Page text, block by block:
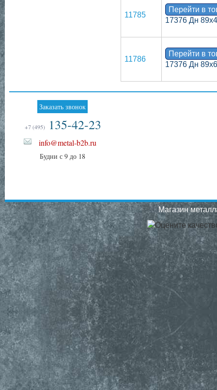
11785
Перейти в
17376 Дн 89х4
11786
Перейти в
17376 Дн 89х6
Заказать звонок
+7 (495) 135-42-23
info@metal-b2b.ru
Будни с 9 до 18
Магазин